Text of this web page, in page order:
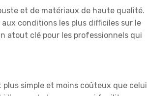
et de matériaux de haute qualité.
conditions les plus difficiles sur le
atout clé pour les professionnels qui
plus simple et moins coûteux que celui